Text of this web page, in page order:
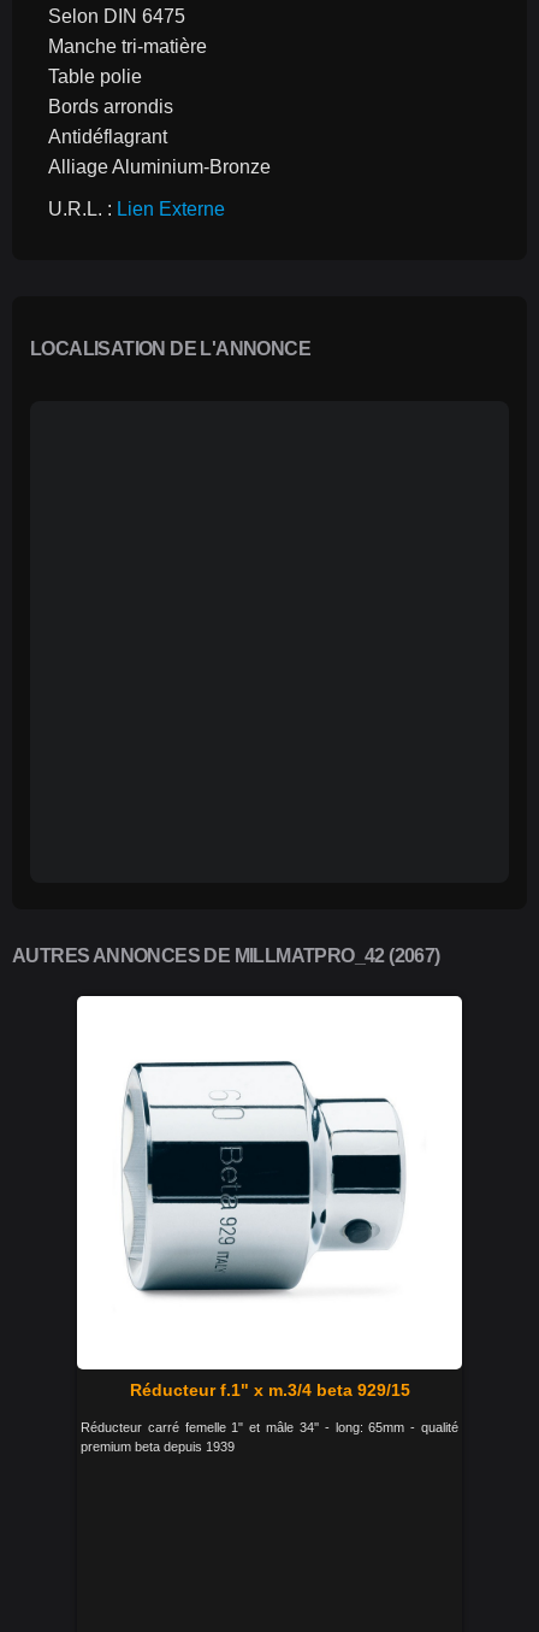
Selon DIN 6475
Manche tri-matière
Table polie
Bords arrondis
Antidéflagrant
Alliage Aluminium-Bronze
U.R.L. : Lien Externe
LOCALISATION DE L'ANNONCE
AUTRES ANNONCES DE MILLMATPRO_42 (2067)
Réducteur f.1" x m.3/4 beta 929/15
Réducteur carré femelle 1" et mâle 34'' - long: 65mm - qualité
premium beta depuis 1939